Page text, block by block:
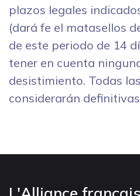
plazos legales
(dará fe el matasellos
de este periodo de 14
tener en cuenta
desistimiento. Todas
considerarán